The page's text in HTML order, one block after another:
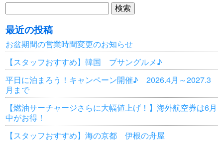
検
索:
最近の投稿
お盆期間の営業時間変更のお知らせ
【スタッフおすすめ】韓国 プサングルメ♪
平日に泊まろう！キャンペーン開催♪ 2026.4月～2027.3
月まで
【燃油サーチャージさらに大幅値上げ！】海外航空券は6月
中がお得！
【スタッフおすすめ】海の京都 伊根の舟屋